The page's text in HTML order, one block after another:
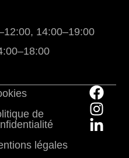
14:00–19:00
de
légales